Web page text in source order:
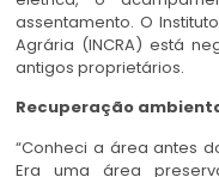
assentamento. O
Agrária (INCRA) está
antigos proprietários.
Recuperação
“Conheci a área antes
Era uma área